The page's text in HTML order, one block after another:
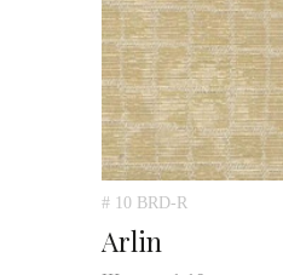
# 10 BRD-R
Arlin